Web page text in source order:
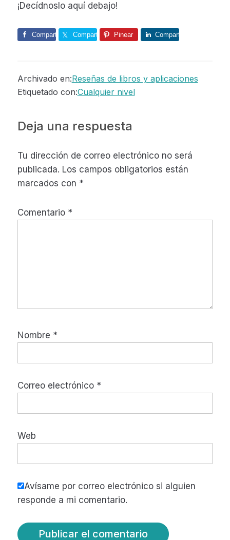
¡Decídnoslo aquí debajo!
Comparte Comparte Pinear Comparte
Archivado en:Reseñas de libros y aplicaciones
Etiquetado con:Cualquier nivel
Interacciones
los
lectores
Deja una respuesta
Tu dirección de correo electrónico no será
publicada. Los campos obligatorios están
marcados con *
Comentario *
Nombre *
Correo electrónico *
Web
Avísame por correo electrónico si alguien
responde a mi comentario.